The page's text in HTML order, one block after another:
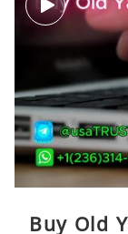
Buy Old